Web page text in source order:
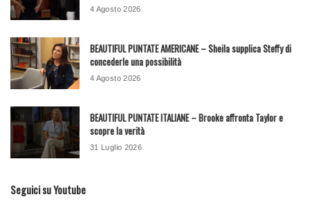
4 Agosto 2026
BEAUTIFUL PUNTATE AMERICANE – Sheila supplica Steffy di
concederle una possibilità
4 Agosto 2026
BEAUTIFUL PUNTATE ITALIANE – Brooke affronta Taylor e
scopre la verità
31 Luglio 2026
Seguici su Youtube